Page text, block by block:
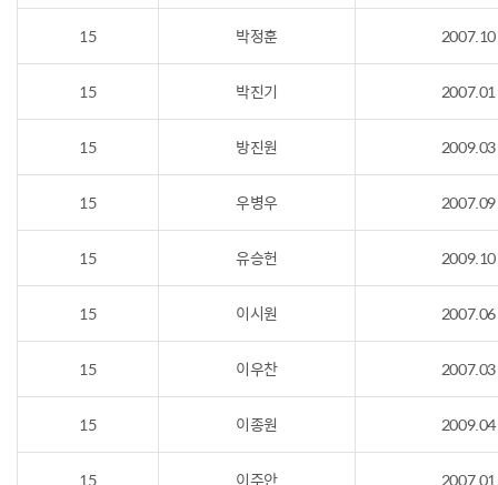
15 박정훈 2007.10
15 박진기 2007.01
15 방진원 2009.03
15 우병우 2007.09
15 유승헌 2009.10
15 이시원 2007.06
15 이우찬 2007.03
15 이종원 2009.04
15 이주안 2007.01